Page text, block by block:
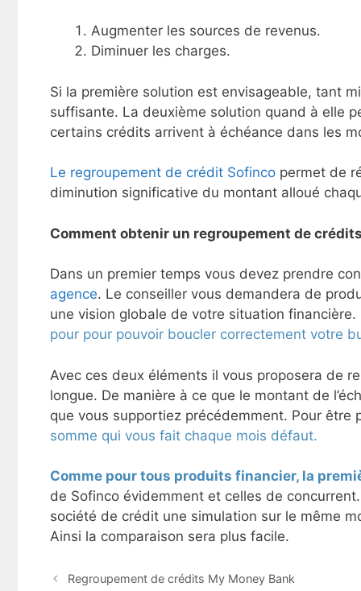
Augmenter les sources de revenus.
Diminuer les charges.
Si la première solution est envisageable, tant
suffisante. La deuxième solution quand à elle
certains crédits arrivent à échéance dans les
Le regroupement de crédit Sofinco permet de
diminution significative du montant alloué
Comment obtenir un regroupement de
Dans un premier temps vous devez prendre
agence. Le conseiller vous demandera de
une vision globale de votre situation
pour pour pouvoir boucler correctement votre
Avec ces deux éléments il vous proposera de
longue. De manière à ce que le montant de
que vous supportiez précédemment. Pour être
somme qui vous fait chaque mois défaut.
Comme pour tous produits financier, la
de Sofinco évidemment et celles de
société de crédit une simulation sur le même
Ainsi la comparaison sera plus facile.
N
Regroupement de crédits My Money Bank